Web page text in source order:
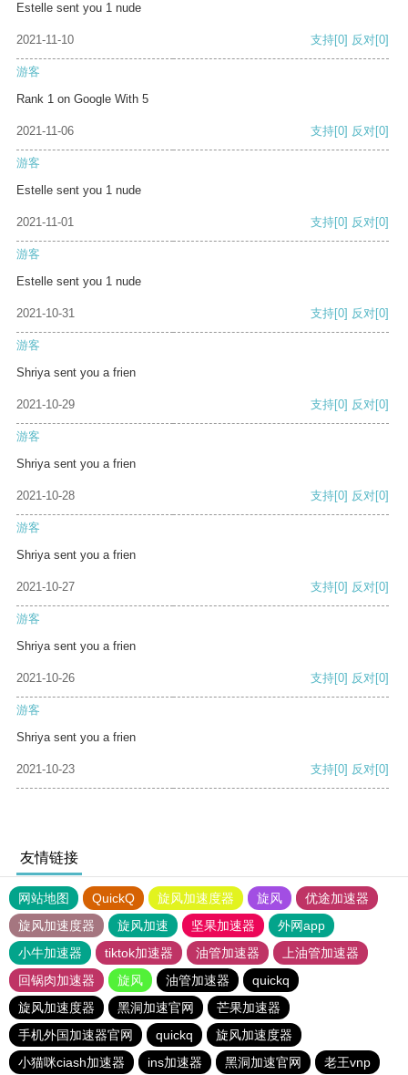
Estelle sent you 1 nude
2021-11-10 支持[0] 反对[0]
游客
Rank 1 on Google With 5
2021-11-06 支持[0] 反对[0]
游客
Estelle sent you 1 nude
2021-11-01 支持[0] 反对[0]
游客
Estelle sent you 1 nude
2021-10-31 支持[0] 反对[0]
游客
Shriya sent you a frien
2021-10-29 支持[0] 反对[0]
游客
Shriya sent you a frien
2021-10-28 支持[0] 反对[0]
游客
Shriya sent you a frien
2021-10-27 支持[0] 反对[0]
游客
Shriya sent you a frien
2021-10-26 支持[0] 反对[0]
游客
Shriya sent you a frien
2021-10-23 支持[0] 反对[0]
友情链接
网站地图 QuickQ 旋风加速度器 旋风
优途加速器
旋风加速度器
旋风加速 坚果加速器
外网app
小牛加速器
tiktok加速器 油管加速器
上油管加速器
回锅肉加速器
旋风 油管加速器
quickq
旋风加速度器
黑洞加速官网
芒果加速器
手机外国加速器官网
quickq
旋风加速度器
小猫咪ciash加速器
ins加速器 黑洞加速官网 老王vnp